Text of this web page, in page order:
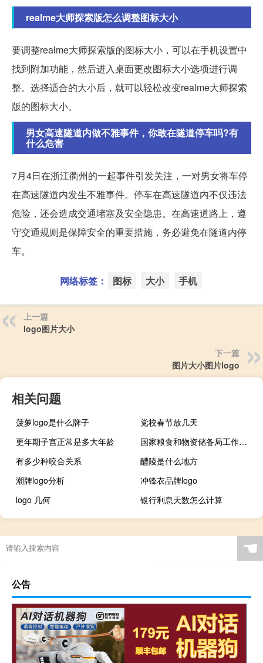
realme大师探索版怎么调整图标大小
要调整realme大师探索版的图标大小，可以在手机设置中
找到附加功能，然后进入桌面更改图标大小选项进行调
整。选择适合的大小后，就可以轻松改变realme大师探索
版的图标大小。
男女高速隧道内做不雅事件，你敢在隧道停车吗?有
什么危害
7月4日在浙江衢州的一起事件引发关注，一对男女将车停
在高速隧道内发生不雅事件。停车在高速隧道内不仅违法
危险，还会造成交通堵塞及安全隐患。在高速道路上，遵
守交通规则是保障安全的重要措施，务必避免在隧道内停
车。
网络标签： 图标 大小 手机
上一篇
logo图片大小
下一篇
图片大小图片logo
相关问题
菠萝logo是什么牌子
党校春节放几天
更年期子宫正常是多大年龄
国家粮食和物资储备局工作地点（国家粮食和物资储备局工资待遇）
有多少种咬合关系
醴陵是什么地方
潮牌logo分析
冲锋衣品牌logo
logo 几何
银行利息天数怎么计算
☚
公告